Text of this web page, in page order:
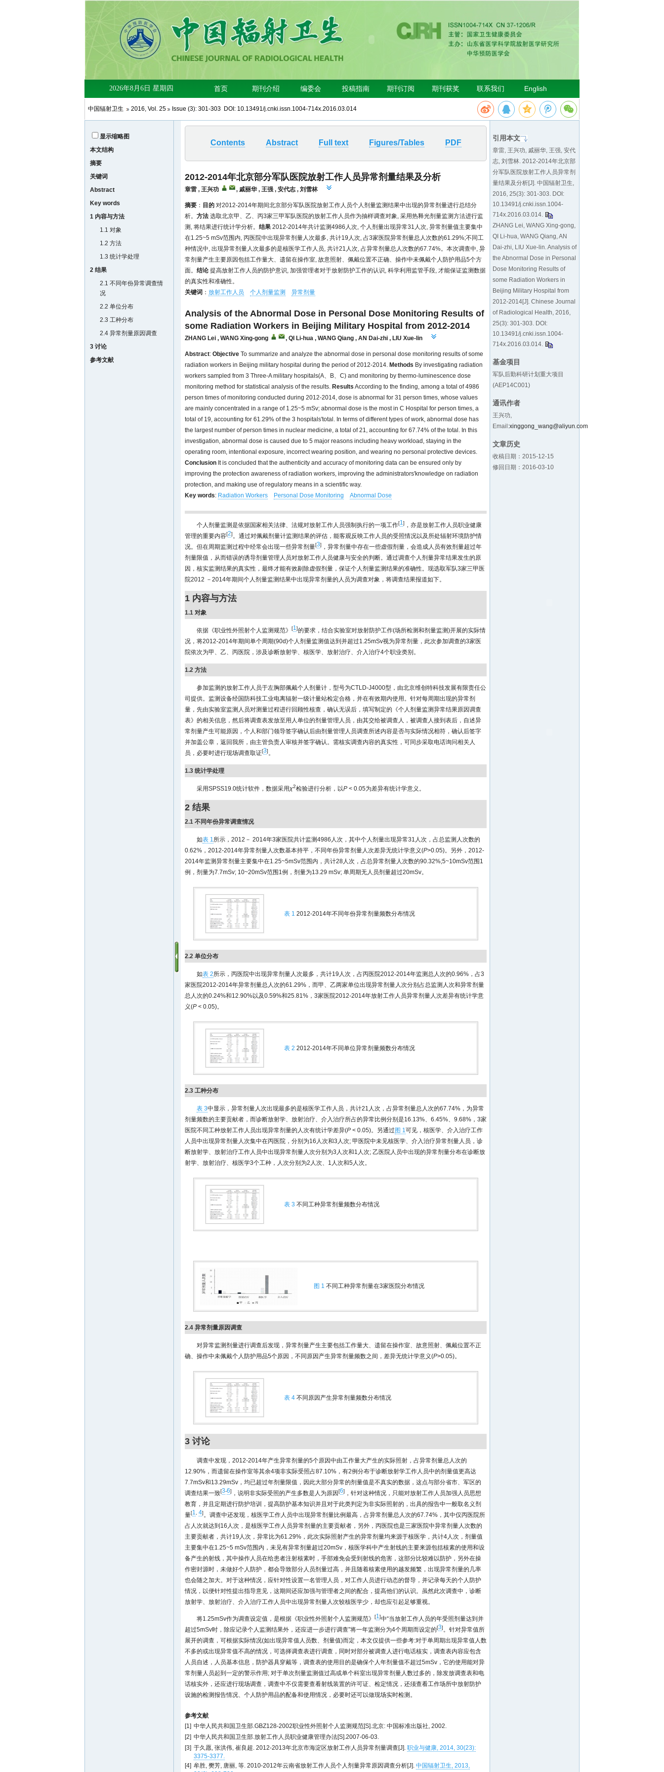
中国辐射卫生 2016, Vol. 25 Issue (3): 301-303 DOI: 10.13491/j.cnki.issn.1004-714x.2016.03.014
显示缩略图
本文结构
摘要
关键词
Abstract
Key words
1 内容与方法
1.1 对象
1.2 方法
1.3 统计学处理
2 结果
2.1 不同年份异常调查情
况
2.2 单位分布
2.3 工种分布
2.4 异常剂量原因调查
3 讨论
参考文献
引用本文
章雷, 王兴功, 戚丽华, 王强, 安代
志, 刘雪林. 2012-2014年北京部
分军队医院放射工作人员异常剂
量结果及分析[J]. 中国辐射卫生,
2016, 25(3): 301-303. DOI:
10.13491/j.cnki.issn.1004-
714x.2016.03.014.
ZHANG Lei, WANG Xing-gong,
QI Li-hua, WANG Qiang, AN
Dai-zhi, LIU Xue-lin. Analysis of
the Abnormal Dose in Personal
Dose Monitoring Results of
some Radiation Workers in
Beijing Military Hospital from
2012-2014[J]. Chinese Journal
of Radiological Health, 2016,
25(3): 301-303. DOI:
10.13491/j.cnki.issn.1004-
714x.2016.03.014.
基金项目
军队后勤科研计划重大项目
(AEP14C001)
通讯作者
王兴功,
Email:xinggong_wang@aliyun.com
文章历史
收稿日期：2015-12-15
修回日期：2016-03-10
Contents Abstract Full text Figures/Tables PDF
2012-2014年北京部分军队医院放射工作人员异常剂量结果及分析
章雷 , 王兴功 , 戚丽华 , 王强 , 安代志, 刘雪林
摘要 ： 目的 对2012-2014年期间北京部分军队医院放射工作人员个人剂量监测结果中出现的异常剂量进行总结分
析。 方法 选取北京甲、乙、丙3家三甲军队医院的放射工作人员作为抽样调查对象, 采用热释光剂量监测方法进行监
测, 将结果进行统计学分析。 结果 2012-2014年共计监测4986人次, 个人剂量出现异常31人次, 异常剂量值主要集中
在1.25~5 mSv范围内, 丙医院中出现异常剂量人次最多, 共计19人次, 占3家医院异常剂量总人次数的61.29%;不同工
种情况中, 出现异常剂量人次最多的是核医学工作人员, 共计21人次, 占异常剂量总人次数的67.74%。本次调查中, 异
常剂量产生主要原因包括工作量大、遗留在操作室, 故意照射、佩戴位置不正确、操作中未佩戴个人防护用品5个方
面。 结论 提高放射工作人员的防护意识, 加强管理者对于放射防护工作的认识, 科学利用监管手段, 才能保证监测数据
的真实性和准确性。
关键词 ： 放射工作人员 个人剂量监测 异常剂量
Analysis of the Abnormal Dose in Personal Dose Monitoring Results of
some Radiation Workers in Beijing Military Hospital from 2012-2014
ZHANG Lei , WANG Xing-gong , QI Li-hua , WANG Qiang , AN Dai-zhi , LIU Xue-lin
Abstract: Objective To summarize and analyze the abnormal dose in personal dose monitoring results of some
radiation workers in Beijing military hospital during the period of 2012-2014. Methods By investigating radiation
workers sampled from 3 Three-A military hospitals(A、B、C) and monitoring by thermo-luminescence dose
monitoring method for statistical analysis of the results. Results According to the finding, among a total of 4986
person times of monitoring conducted during 2012-2014, dose is abnormal for 31 person times, whose values
are mainly concentrated in a range of 1.25~5 mSv; abnormal dose is the most in C Hospital for person times, a
total of 19, accounting for 61.29% of the 3 hospitals'total. In terms of different types of work, abnormal dose has
the largest number of person times in nuclear medicine, a total of 21, accounting for 67.74% of the total. In this
investigation, abnormal dose is caused due to 5 major reasons including heavy workload, staying in the
operating room, intentional exposure, incorrect wearing position, and wearing no personal protective devices.
Conclusion It is concluded that the authenticity and accuracy of monitoring data can be ensured only by
improving the protection awareness of radiation workers, improving the administrators'knowledge on radiation
protection, and making use of regulatory means in a scientific way.
Key words: Radiation Workers Personal Dose Monitoring Abnormal Dose
个人剂量监测是依据国家相关法律、法规对放射工作人员强制执行的一项工作[1] ，亦是放射工作人员职业健康
管理的重要内容[2]。通过对佩戴剂量计监测结果的评估，能客观反映工作人员的受照情况以及所处辐射环境防护情
况。但在周期监测过程中经常会出现一些异常剂量[3] ，异常剂量中存在一些虚假剂量，会造成人员有效剂量超过年
剂量限值，从而错误的诱导剂量管理人员对放射工作人员健康与安全的判断。通过调查个人剂量异常结果发生的原
因，核实监测结果的真实性，最终才能有效剔除虚假剂量，保证个人剂量监测结果的准确性。现选取军队3家三甲医
院2012 －2014年期间个人剂量监测结果中出现异常剂量的人员为调查对象，将调查结果报道如下。
1 内容与方法
1.1 对象
依据《职业性外照射个人监测规范》 [1]的要求，结合实验室对放射防护工作(场所检测和剂量监测)开展的实际情
况，将2012-2014年期间单个周期(90d)个人剂量监测值达到并超过1.25mSv视为异常剂量，此次参加调查的3家医
院依次为甲、乙、丙医院，涉及诊断放射学、核医学、放射治疗、介入治疗4个职业类别。
1.2 方法
参加监测的放射工作人员于左胸部佩戴个人剂量计，型号为CTLD-J4000型，由北京维创特科技发展有限责任公
司提供。监测设备经国防科技工业电离辐射一级计量站检定合格，并在有效期内使用。针对每周期出现的异常剂
量，先由实验室监测人员对测量过程进行回顾性核查，确认无误后，填写制定的《个人剂量监测异常结果原因调查
表》的相关信息，然后将调查表发放至用人单位的剂量管理人员，由其交给被调查人，被调查人接到表后，自述异
常剂量产生可能原因，个人和部门领导签字确认后由剂量管理人员调查所述内容是否与实际情况相符，确认后签字
并加盖公章，返回我所，由主管负责人审核并签字确认。需核实调查内容的真实性，可同步采取电话询问相关人
员，必要时进行现场调查取证[3]。
1.3 统计学处理
采用SPSS19.0统计软件，数据采用χ2检验进行分析，以P < 0.05为差异有统计学意义。
2 结果
2.1 不同年份异常调查情况
如表 1所示，2012－ 2014年3家医院共计监测4986人次，其中个人剂量出现异常31人次，占总监测人次数的
0.62%，2012-2014年异常剂量人次数基本持平，不同年份异常剂量人次差异无统计学意义(P>0.05)。另外，2012-
2014年监测异常剂量主要集中在1.25~5mSv范围内，共计28人次，占总异常剂量人次数的90.32%;5~10mSv范围1
例，剂量为7.7mSv; 10~20mSv范围1例，剂量为13.29 mSv; 单周期无人员剂量超过20mSv。
表 1 2012-2014年不同年份异常剂量频数分布情况
2.2 单位分布
如表 2所示，丙医院中出现异常剂量人次最多，共计19人次，占丙医院2012-2014年监测总人次的0.96%，占3
家医院2012-2014年异常剂量总人次的61.29%，而甲、乙两家单位出现异常剂量人次分别占总监测人次和异常剂量
总人次的0.24%和12.90%以及0.59%和25.81%，3家医院2012-2014年放射工作人员异常剂量人次差异有统计学意
义(P < 0.05)。
表 2 2012-2014年不同单位异常剂量频数分布情况
2.3 工种分布
表 3中显示，异常剂量人次出现最多的是核医学工作人员，共计21人次，占异常剂量总人次的67.74%，为异常
剂量频数的主要贡献者，而诊断放射学、放射治疗、介入治疗所占的异常比例分别是16.13%、6.45%、9.68%，3家
医院不同工种放射工作人员出现异常剂量的人次有统计学差异(P < 0.05)。另通过 图 1可见，核医学、介入治疗工作
人员中出现异常剂量人次集中在丙医院，分别为16人次和3人次; 甲医院中未见核医学、介入治疗异常剂量人员，诊
断放射学、放射治疗工作人员中出现异常剂量人次分别为3人次和1人次; 乙医院人员中出现的异常剂量分布在诊断放
射学、放射治疗、核医学3个工种，人次分别为2人次、1人次和5人次。
表 3 不同工种异常剂量频数分布情况
图 1 不同工种异常剂量在3家医院分布情况
2.4 异常剂量原因调查
对异常监测剂量进行调查后发现，异常剂量产生主要包括工作量大、遗留在操作室、故意照射、佩戴位置不正
确、操作中未佩戴个人防护用品5个原因，不同原因产生异常剂量频数之间，差异无统计学意义(P>0.05)。
表 4不同原因产生异常剂量频数分布情况
3 讨论
调查中发现，2012-2014年产生异常剂量的5个原因中由工作量大产生的实际照射，占异常剂量总人次的
12.90%，而遗留在操作室等其余4项非实际受照占87.10%，有2例分布于诊断放射学工作人员中的剂量值更高达
7.7mSv和13.29mSv，均已超过年剂量限值，因此大部分异常的剂量值是不真实的数据，这点与部分省市、军区的
调查结果一致[3-6] ，说明非实际受照的产生多数是人为原因[6] ，针对这种情况，只能对放射工作人员加强人员思想
教育，并且定期进行防护培训，提高防护基本知识并且对于此类判定为非实际照射的，出具的报告中一般取名义剂
量[1, 4]。调查中还发现，核医学工作人员中出现异常剂量比例最高，占异常剂量总人次的67.74%，其中仅丙医院所
占人次就达到16人次，是核医学工作人员异常剂量的主要贡献者，另外，丙医院也是三家医院中异常剂量人次数的
主要贡献者，共计19人次，异常比为61.29%，此次实际照射产生的异常剂量均来源于核医学，共计4人次，剂量值
主要集中在1.25~5 mSv范围内，未见有异常剂量超过20mSv，核医学科中产生射线的主要来源包括核素的使用和设
备产生的射线，其中操作人员在给患者注射核素时，手部难免会受到射线的危害，这部分比较难以防护，另外在操
作密封源时，未做好个人防护，都会导致部分人员剂量过高，并且随着核素使用的越发频繁，出现异常剂量的几率
也会随之加大。对于这种情况，应针对性设置一名管理人员，对工作人员进行动态的督导，并记录每天的个人防护
情况，以便针对性提出指导意见，这期间还应加强与管理者之间的配合，提高他们的认识。虽然此次调查中，诊断
放射学、放射治疗、介入治疗工作人员中出现异常剂量人次较核医学少，却也应引起足够重视。
将1.25mSv作为调查设定值，是根据《职业性外照射个人监测规范》 [1]中“当放射工作人员的年受照剂量达到并
超过5mSv时，除应记录个人监测结果外，还应进一步进行调查”将一年监测分为4个周期而设定的[3]。针对异常值所
展开的调查，可根据实际情况(如出现异常值人员数、剂量值)而定，本文仅提供一些参考:对于单周期出现异常值人数
不多的或出现异常值不高的情况，可选择调查表进行调查，同时对部分被调查人进行电话核实，调查表内容应包含
人员自述，人员基本信息，防护器具穿戴等，调查表的使用目的是确保个人年剂量值不超过5mSv，它的使用能对异
常剂量人员起到一定的警示作用; 对于单次剂量监测值过高或单个科室出现异常剂量人数过多的，除发放调查表和电
话核实外，还应进行现场调查，调查中不仅需要查看射线装置的许可证、检定情况，还须查看工作场所中放射防护
设施的检测报告情况、个人防护用品的配备和使用情况，必要时还可以做现场实时检测。
参考文献
[1] 中华人民共和国卫生部.GBZ128-2002职业性外照射个人监测规范[S].北京: 中国标准出版社, 2002.
[2] 中华人民共和国卫生部.放射工作人员职业健康管理办法[S].2007-06-03.
[3] 于久愿, 张洪伟, 崔良超. 2012-2013年北京市海淀区放射工作人员异常剂量调查[J]. 职业与健康, 2014, 30(23):
3375-3377.
[4] 牟胜, 樊芳, 唐丽, 等. 2010-2012年云南省放射工作人员个人剂量异常原因调查分析[J]. 中国辐射卫生, 2013,